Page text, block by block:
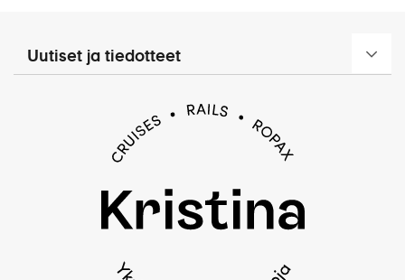
Uutiset ja tiedotteet